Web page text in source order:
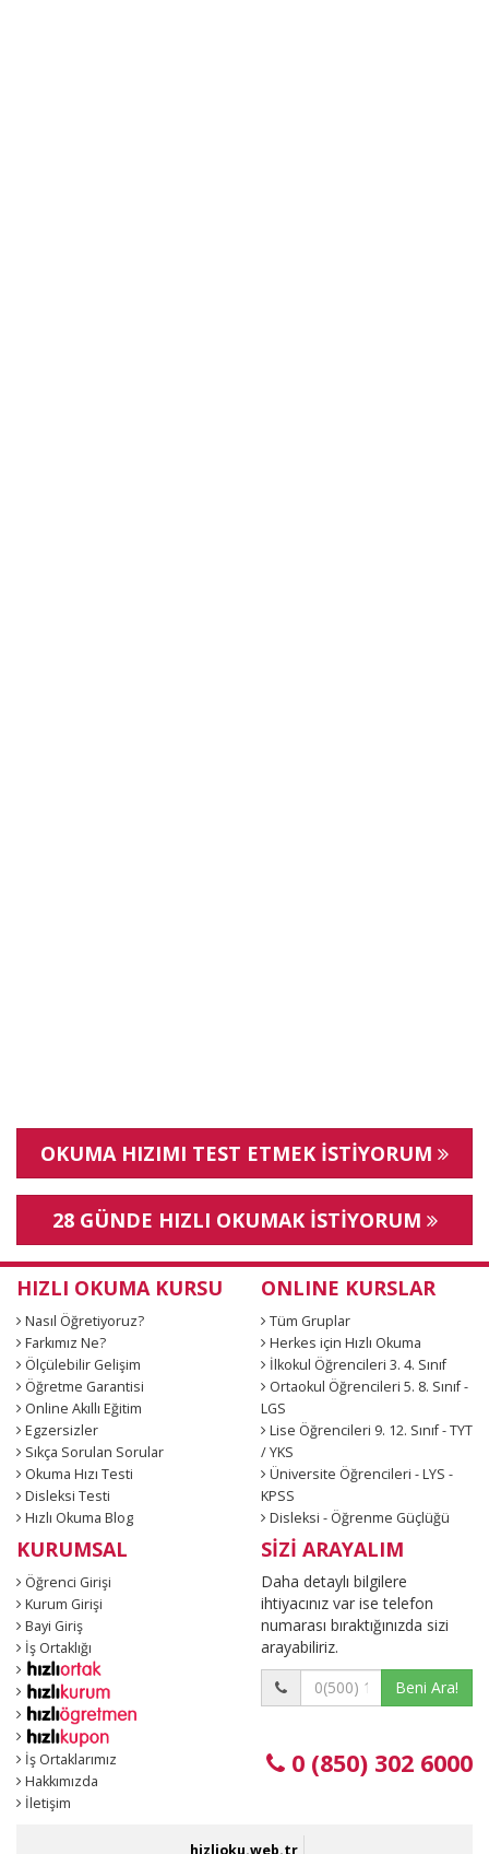
OKUMA HIZIMI TEST ETMEK İSTİYORUM
28 GÜNDE HIZLI OKUMAK İSTİYORUM
HIZLI OKUMA KURSU
Nasıl Öğretiyoruz?
Farkımız Ne?
Ölçülebilir Gelişim
Öğretme Garantisi
Online Akıllı Eğitim
Egzersizler
Sıkça Sorulan Sorular
Okuma Hızı Testi
Disleksi Testi
Hızlı Okuma Blog
ONLINE KURSLAR
Tüm Gruplar
Herkes için Hızlı Okuma
İlkokul Öğrencileri 3. 4. Sınıf
Ortaokul Öğrencileri 5. 8. Sınıf -
LGS
Lise Öğrencileri 9. 12. Sınıf - TYT
/ YKS
Üniversite Öğrencileri - LYS -
KPSS
Disleksi - Öğrenme Güçlüğü
KURUMSAL
Öğrenci Girişi
Kurum Girişi
Bayi Giriş
İş Ortaklığı
İş Ortaklarımız
Hakkımızda
İletişim
SİZİ ARAYALIM
Daha detaylı bilgilere
ihtiyacınız var ise telefon
numarası bıraktığınızda sizi
arayabiliriz.
Beni Ara!
0 (850) 302 6000
hizlioku.web.tr